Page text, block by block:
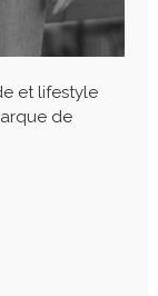
et lifestyle
de